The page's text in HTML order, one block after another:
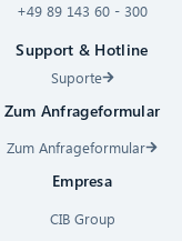
+49 89 143 60 - 300
Support & Hotline
Suporte
Zum Anfrageformular
Zum Anfrageformular
Empresa
CIB Group